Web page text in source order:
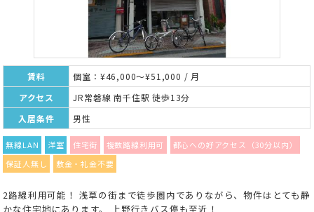
賃料
個室：¥46,000～¥51,000 / 月
アクセス
JR常磐線 南千住駅 徒歩13分
入居条件
男性
無線LAN 洋室 住宅街 複数路線利用可
都心への好アクセス（30分以内）
保証人無し
敷金・礼金不要
2路線利用可能！ 浅草の街まで徒歩圏内でありながら、物件はとても静
かな住宅地にあります。 上野行きバス停も至近！